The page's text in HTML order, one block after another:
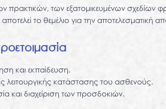
των εξατομικευμένων σχεδίων
το θεμέλιο για την αποτελεσματική
και εκπαίδευση.
λειτουργικής κατάστασης του ασθενούς.
και διαχείριση των προσδοκιών.